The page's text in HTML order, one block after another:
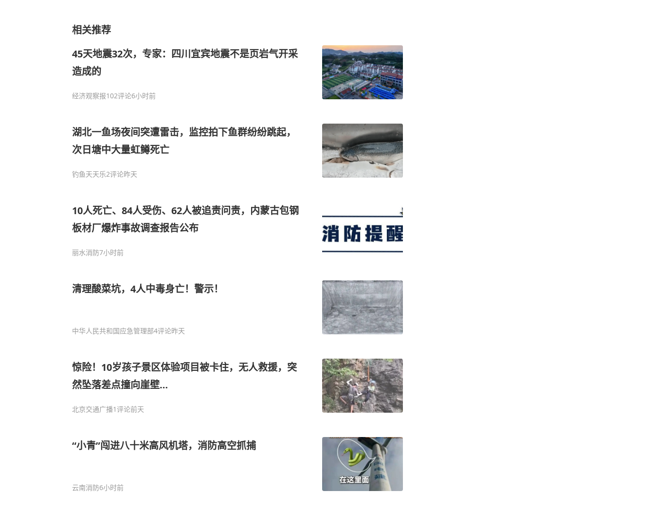
相关推荐
45天地震32次，专家：四川宜宾地震不是页岩气开采
造成的
经济观察报102评论6小时前
湖北一鱼场夜间突遭雷击，监控拍下鱼群纷纷跳起，
次日塘中大量虹鳟死亡
钓鱼天天乐2评论昨天
10人死亡、84人受伤、62人被追责问责，内蒙古包钢
板材厂爆炸事故调查报告公布
丽水消防7小时前
清理酸菜坑，4人中毒身亡！警示！
中华人民共和国应急管理部4评论昨天
惊险！10岁孩子景区体验项目被卡住，无人救援，突
然坠落差点撞向崖壁…
北京交通广播1评论前天
“小青”闯进八十米高风机塔，消防高空抓捕
云南消防6小时前